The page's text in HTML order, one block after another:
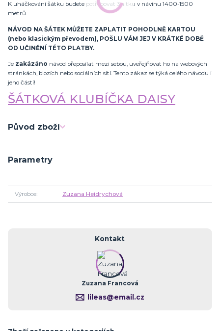
K uháčkování šátku budete potřebovat 3nitku v návinu 1400-1500
metrů.
NÁVOD NA ŠÁTEK MŮŽETE ZAPLATIT POHODLNĚ KARTOU
(nebo klasickým převodem), POŠLU VÁM JEJ V KRÁTKÉ DOBĚ
OD UČINĚNÍ TÉTO PLATBY.
Je zakázáno návod přeposílat mezi sebou, uveřejňovat ho na webových
stránkách, blozích nebo sociálních sítí. Tento zákaz se týká celého návodu i
jeho částí!
ŠÁTKOVÁ KLUBÍČKA DAISY
Původ zboží
Parametry
Výrobce Zuzana Hejdrychová
Kontakt
Zuzana Francová
lileas@email.cz